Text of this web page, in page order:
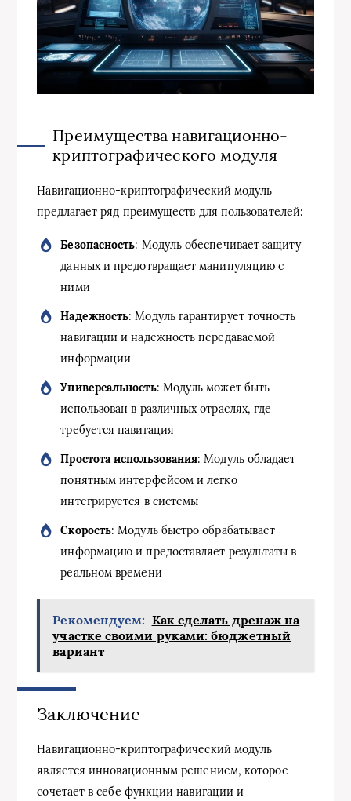
Преимущества навигационно-
криптографического модуля
Навигационно-криптографический модуль
предлагает ряд преимуществ для пользователей:
Безопасность: Модуль обеспечивает защиту
данных и предотвращает манипуляцию с
ними
Надежность: Модуль гарантирует точность
навигации и надежность передаваемой
информации
Универсальность: Модуль может быть
использован в различных отраслях, где
требуется навигация
Простота использования: Модуль обладает
понятным интерфейсом и легко
интегрируется в системы
Скорость: Модуль быстро обрабатывает
информацию и предоставляет результаты в
реальном времени
Рекомендуем: Как сделать дренаж на
участке своими руками: бюджетный
вариант
Заключение
Навигационно-криптографический модуль
является инновационным решением, которое
сочетает в себе функции навигации и